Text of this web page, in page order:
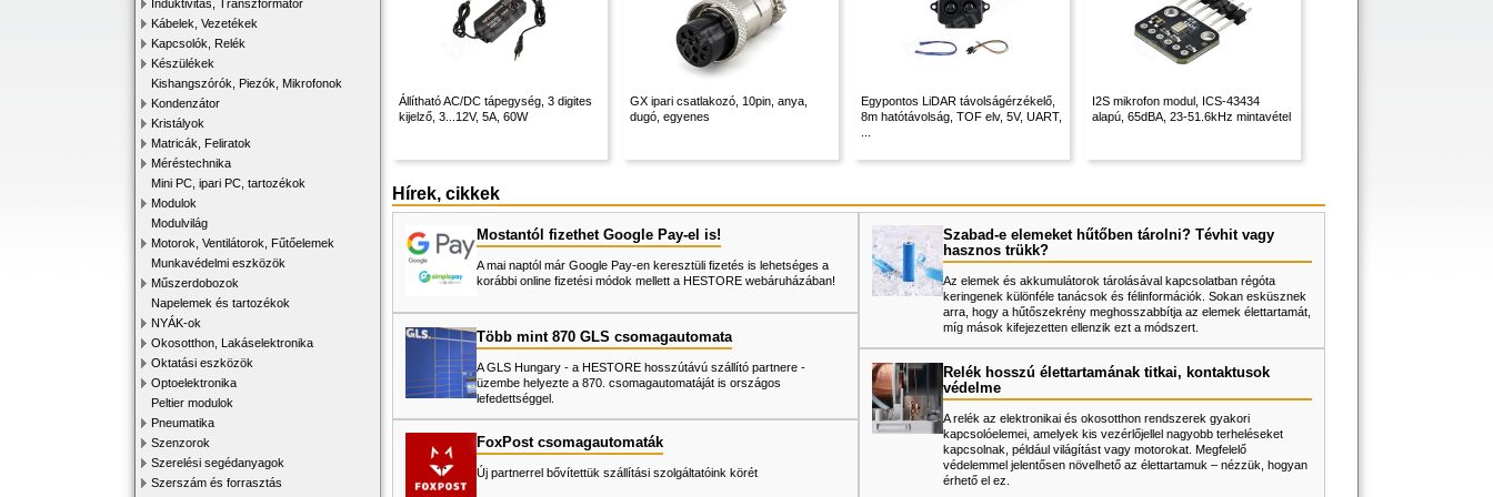
Induktivitás, Transzformátor
Kábelek, Vezetékek
Kapcsolók, Relék
Készülékek
Kishangszórók, Piezók, Mikrofonok
Kondenzátor
Kristályok
Matricák, Feliratok
Méréstechnika
Mini PC, ipari PC, tartozékok
Modulok
Modulvilág
Motorok, Ventilátorok, Fűtőelemek
Munkavédelmi eszközök
Műszerdobozok
Napelemek és tartozékok
NYÁK-ok
Okosotthon, Lakáselektronika
Oktatási eszközök
Optoelektronika
Peltier modulok
Pneumatika
Szenzorok
Szerelési segédanyagok
Szerszám és forrasztás
Állítható AC/DC tápegység, 3 digites
kijelző, 3...12V, 5A, 60W
GX ipari csatlakozó, 10pin, anya,
dugó, egyenes
Egypontos LiDAR távolságérzékelő,
8m hatótávolság, TOF elv, 5V, UART,
I2S mikrofon modul, ICS-43434
alapú, 65dBA, 23-51.6kHz mintavétel
Hírek, cikkek
Mostantól fizethet Google Pay-el is!
A mai naptól már Google Pay-en keresztüli fizetés is lehetséges a
korábbi online fizetési módok mellett a HESTORE webáruházában!
Több mint 870 GLS csomagautomata
A GLS Hungary - a HESTORE hosszútávú szállító partnere -
üzembe helyezte a 870. csomagautomatáját is országos
lefedettséggel.
FoxPost csomagautomaták
Új partnerrel bővítettük szállítási szolgáltatóink körét
Szabad-e elemeket hűtőben tárolni? Tévhit vagy
hasznos trükk?
Az elemek és akkumulátorok tárolásával kapcsolatban régóta
keringenek különféle tanácsok és félinformációk. Sokan esküsznek
arra, hogy a hűtőszekrény meghosszabbítja az elemek élettartamát,
míg mások kifejezetten ellenzik ezt a módszert.
Relék hosszú élettartamának titkai, kontaktusok
védelme
A relék az elektronikai és okosotthon rendszerek gyakori
kapcsolóelemei, amelyek kis vezérlőjellel nagyobb terheléseket
kapcsolnak, például világítást vagy motorokat. Megfelelő
védelemmel jelentősen növelhető az élettartamuk – nézzük, hogyan
érhető el ez.